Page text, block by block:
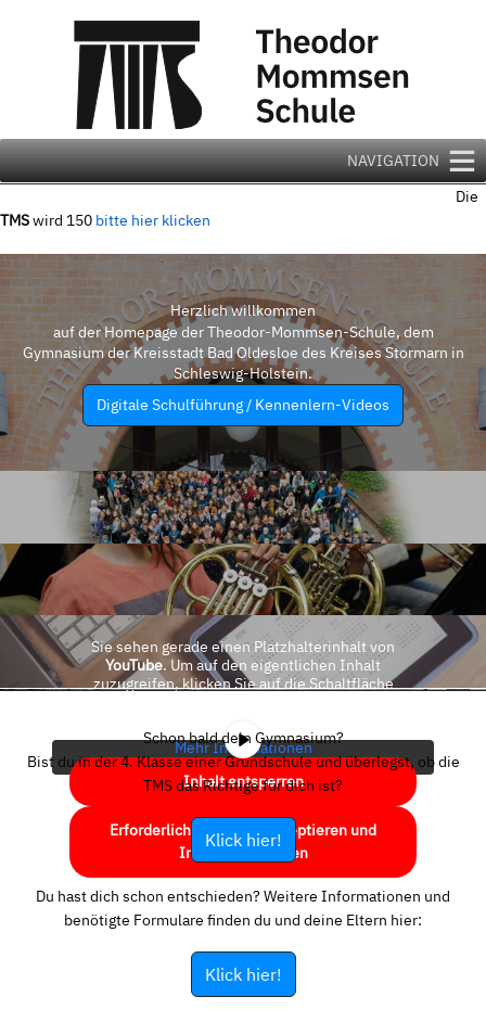
NAVIGATION
Die
TMSwird 150 bitte hier klicken
Herzlich willkommen
auf der Homepage der Theodor-Mommsen-Schule, dem
Gymnasium der Kreisstadt Bad Oldesloe des Kreises Stormarn in
Schleswig-Holstein.
Digitale Schulführung / Kennenlern-Videos
Sie sehen gerade einen Platzhalterinhalt von
YouTube. Um auf den eigentlichen Inhalt
zuzugreifen, klicken Sie auf die Schaltfläche
Mehr Informationen
Inhalt entsperren
Erforderlichen Service akzeptieren und
Inhalte entsperren
Schon bald dein Gymnasium?
Bist du in der 4. Klasse einer Grundschule und überlegst, ob die
TMS das Richtige für dich ist?
Klick hier!
Du hast dich schon entschieden? Weitere Informationen und
benötigte Formulare finden du und deine Eltern hier:
Klick hier!